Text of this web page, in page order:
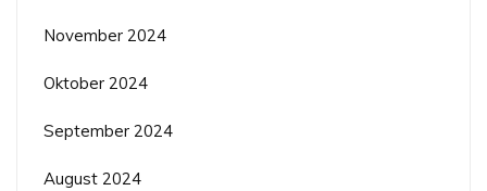
November 2024
Oktober 2024
September 2024
August 2024